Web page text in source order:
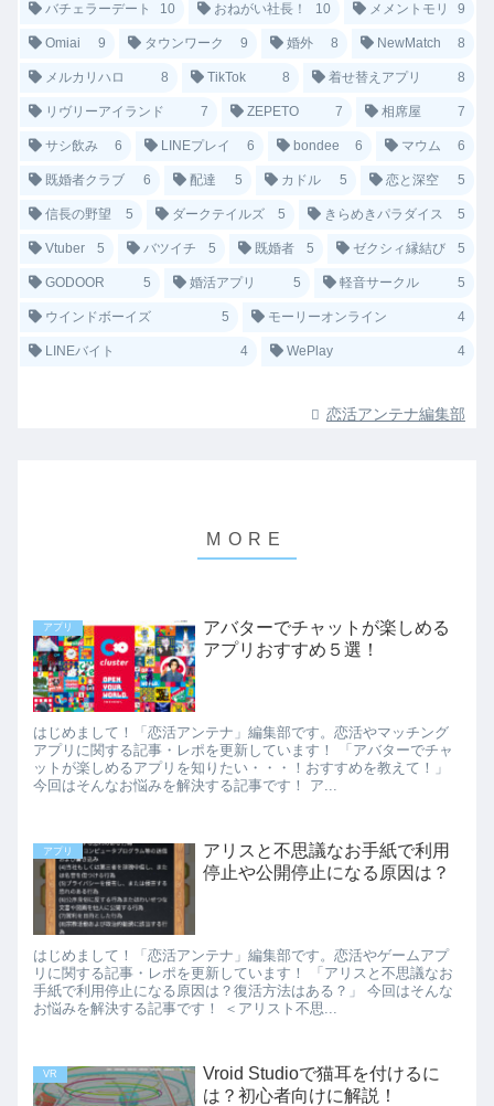
バチェラーデート 10 おねがい社長！ 10 メメントモリ 9
Omiai 9 タウンワーク 9 婚外 8 NewMatch 8
メルカリハロ 8 TikTok 8 着せ替えアプリ 8
リヴリーアイランド 7 ZEPETO 7 相席屋 7
サシ飲み 6 LINEプレイ 6 bondee 6 マウム 6
既婚者クラブ 6 配達 5 カドル 5 恋と深空 5
信長の野望 5 ダークテイルズ 5 きらめきパラダイス 5
Vtuber 5 バツイチ 5 既婚者 5 ゼクシィ縁結び 5
GODOOR 5 婚活アプリ 5 軽音サークル 5
ウインドボーイズ 5 モーリーオンライン 4
LINEバイト 4 WePlay 4
恋活アンテナ編集部
アプリ
アバターでチャットが楽しめる
アプリおすすめ５選！
はじめまして！「恋活アンテナ」編集部です。恋活やマッチング
アプリに関する記事・レポを更新しています！ 「アバターでチャ
ットが楽しめるアプリを知りたい・・・！おすすめを教えて！」
今回はそんなお悩みを解決する記事です！ ア...
アプリ
アリスと不思議なお手紙で利用
停止や公開停止になる原因は？
はじめまして！「恋活アンテナ」編集部です。恋活やゲームアプ
リに関する記事・レポを更新しています！ 「アリスと不思議なお
手紙で利用停止になる原因は？復活方法はある？」 今回はそんな
お悩みを解決する記事です！ ＜アリスト不思...
VR
Vroid Studioで猫耳を付けるに
は？初心者向けに解説！